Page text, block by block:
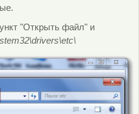
"Открыть файл" и